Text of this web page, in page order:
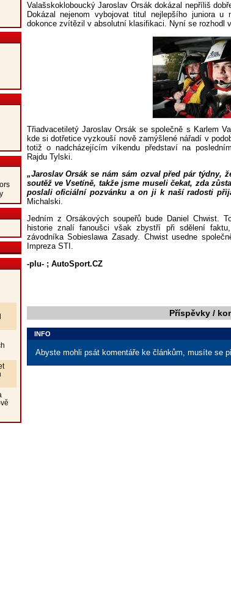
Valašskokloboucký Jaroslav Orsák dokázal nepříliš
Dokázal nejenom vybojovat titul nejlepšího juniora
dokonce zvítězil v absolutní klasifikaci. Nyní se rozhodl
Třiadvacetiletý Jaroslav Orsák se společně s Karlem
kde si dotřetice vyzkouší nově zamýšlené nářadí v
totiž o nadcházejícím víkendu představí na
Rajdu Tylski.
„Jaroslav Orsák se nám sám ozval před pár týdny,
soutěž ve Vsetíně, takže jsme museli čekat, zda
poslali oficiální pozvánku a on ji k naší radosti
Michalski.
Jedním z Orsákových soupeřů bude Daniel Chwist.
historie znalí fanoušci však zbystří při sdělení
závodníka Sobieslawa Zasady. Chwist usedne
Impreza STI.
-plu- ; AutoSport.CZ
Příspěvky /
INFO
Abyste mohli psát komentáře ke článkům, musíte se